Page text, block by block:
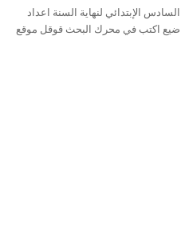
الإبتدائي لنهاية السنة اعداد
اكتب في محرك البحث قوقل موقع